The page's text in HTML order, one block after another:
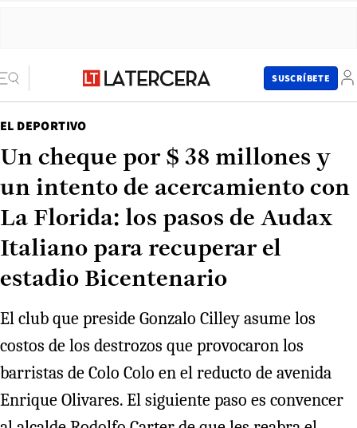
SUSCRÍBETE
EL DEPORTIVO
Un cheque por $ 38 millones y
un intento de acercamiento con
La Florida: los pasos de Audax
Italiano para recuperar el
estadio Bicentenario
El club que preside Gonzalo Cilley asume los
costos de los destrozos que provocaron los
barristas de Colo Colo en el reducto de avenida
Enrique Olivares. El siguiente paso es convencer